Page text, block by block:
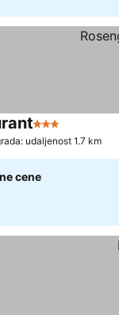
3 Zvezdice
udaljenost 1.7 km
cene